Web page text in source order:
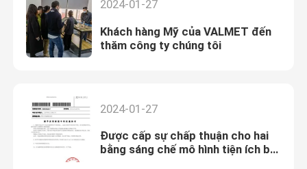
2024-01-27
Khách hàng Mỹ của VALMET đến
thăm công ty chúng tôi
2024-01-27
Được cấp sự chấp thuận cho hai
bằng sáng chế mô hình tiện ích bởi